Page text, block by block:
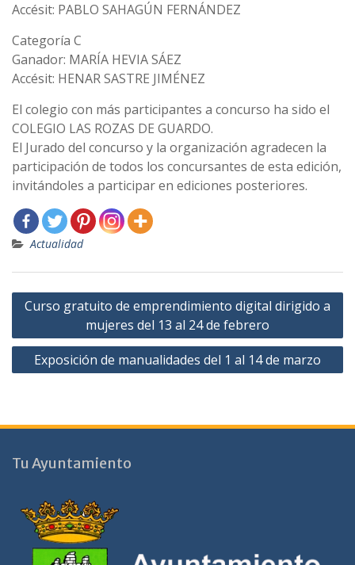
Accésit: PABLO SAHAGÚN FERNÁNDEZ
Categoría C
Ganador: MARÍA HEVIA SÁEZ
Accésit: HENAR SASTRE JIMÉNEZ
El colegio con más participantes a concurso ha sido el
COLEGIO LAS ROZAS DE GUARDO.
El Jurado del concurso y la organización agradecen la
participación de todos los concursantes de esta edición,
invitándoles a participar en ediciones posteriores.
Actualidad
Navegación
entradas
Curso gratuito de emprendimiento digital dirigido a
mujeres del 13 al 24 de febrero
Exposición de manualidades del 1 al 14 de marzo
Tu Ayuntamiento